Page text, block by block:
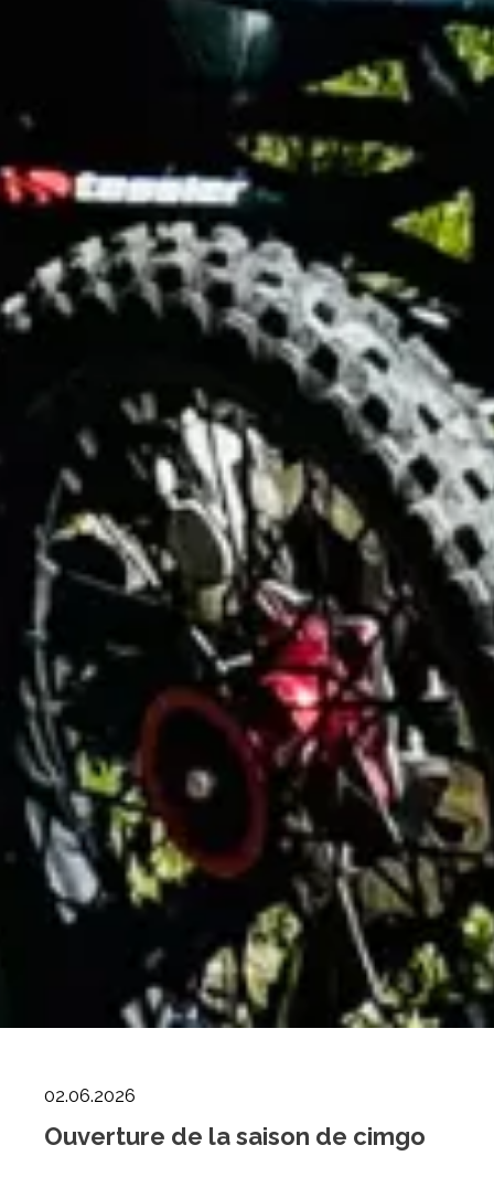
02.06.2026
Ouverture de la saison de cimgo